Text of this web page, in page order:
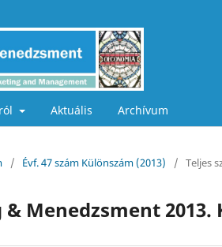
Aktuális Archívum
/ Évf. 47 szám Különszám (2013) / Teljes
Menedzsment 2013.